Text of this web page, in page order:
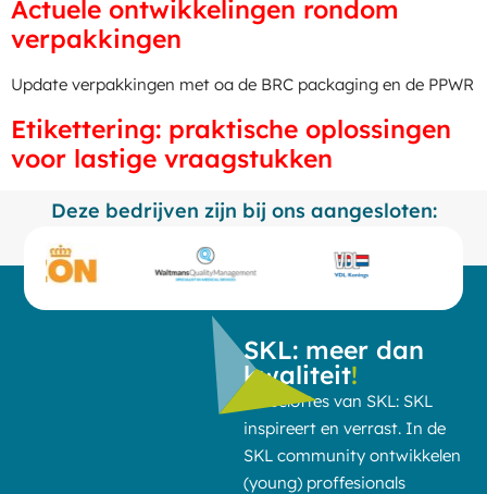
Actuele ontwikkelingen rondom
verpakkingen
Update verpakkingen met oa de BRC packaging en de PPWR
Etikettering: praktische oplossingen
voor lastige vraagstukken
Deze bedrijven zijn bij ons aangesloten:
SKL: meer dan
kwaliteit!
De beloftes van SKL: SKL
inspireert en verrast. In de
SKL community ontwikkelen
(young) proffesionals